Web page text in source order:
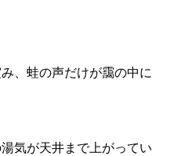
、蛙の声だけが靄の中に
気が天井まで上がってい